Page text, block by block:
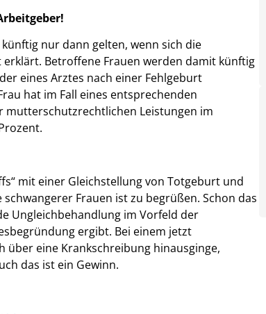
nur dann gelten, wenn sich die
Betroffene Frauen werden damit künftig
eines Arztes nach einer Fehlgeburt
hat im Fall eines entsprechenden
mutterschutzrechtlichen Leistungen im
mit einer Gleichstellung von Totgeburt und
Frauen ist zu begrüßen. Schon das
Ungleichbehandlung im Vorfeld der
ergibt. Bei einem jetzt
eine Krankschreibung hinausginge,
das ist ein Gewinn.